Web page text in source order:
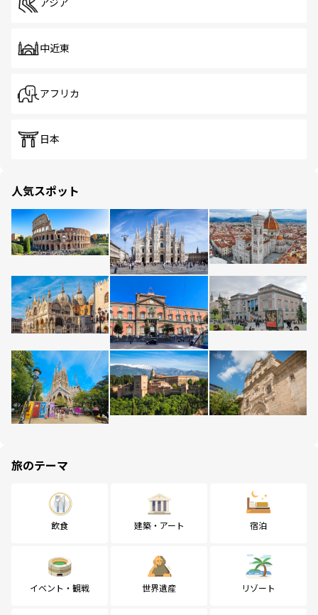
アジア
中近東
アフリカ
日本
人気スポット
旅のテーマ
飲食 建築・アート 宿泊
イベント・観戦 世界遺産 リゾート